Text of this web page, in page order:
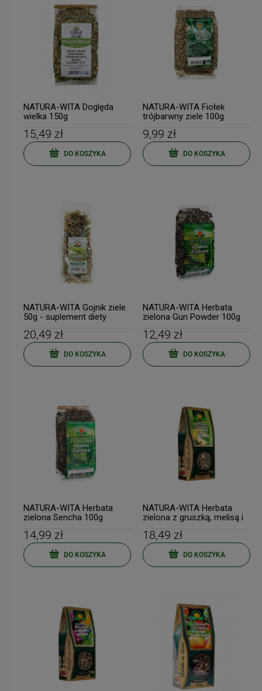
NATURA-WITA Doględa
wielka 150g
15,49 zł
DO KOSZYKA
NATURA-WITA Fiołek
trójbarwny ziele 100g
9,99 zł
DO KOSZYKA
NATURA-WITA Gojnik ziele
50g - suplement diety
20,49 zł
DO KOSZYKA
NATURA-WITA Herbata
zielona Gun Powder 100g
12,49 zł
DO KOSZYKA
NATURA-WITA Herbata
zielona Sencha 100g
14,99 zł
DO KOSZYKA
NATURA-WITA Herbata
zielona z gruszką, melisą i
18,49 zł
DO KOSZYKA